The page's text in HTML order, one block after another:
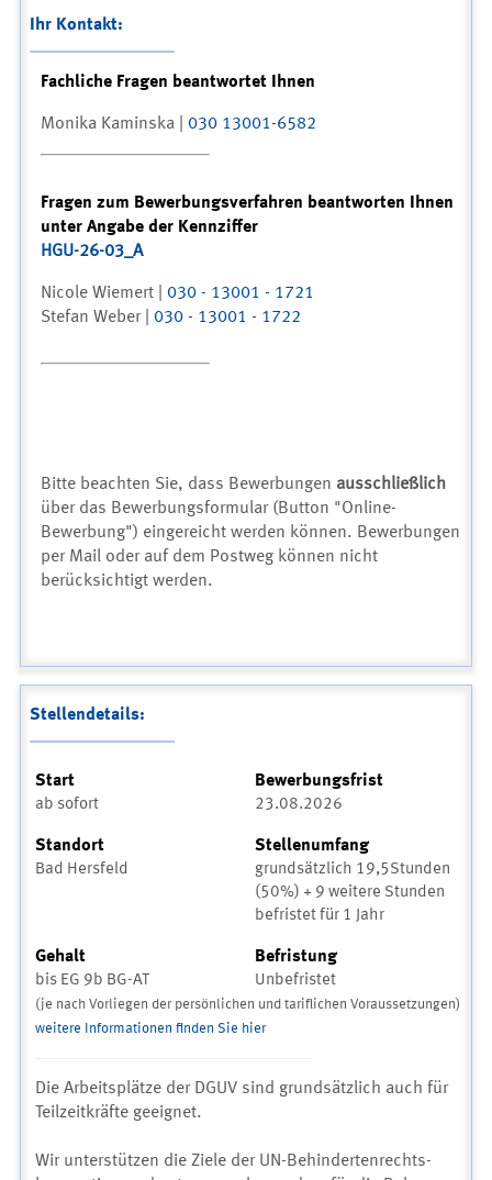
Ihr Kontakt:
Fachliche Fragen beantwortet Ihnen
Monika Kaminska | 030 13001-6582
Fragen zum Bewerbungsverfahren beantworten Ihnen
unter Angabe der Kennziffer
HGU-26-03_A
Nicole Wiemert | 030 - 13001 - 1721
Stefan Weber | 030 - 13001 - 1722
Bitte beachten Sie, dass Bewerbungen ausschließlich
über das Bewerbungsformular (Button "Online-
Bewerbung") eingereicht werden können. Bewerbungen
per Mail oder auf dem Postweg können nicht
berücksichtigt werden.
Stellendetails:
Start
ab sofort
Bewerbungsfrist
23.08.2026
Standort
Bad Hersfeld
Stellenumfang
grundsätzlich 19,5Stunden
(50%) + 9 weitere Stunden
befristet für 1 Jahr
Gehalt
bis EG 9b BG-AT
Befristung
Unbefristet
(je nach Vorliegen der persönlichen und tariflichen Voraussetzungen)
weitere Informationen finden Sie hier
Die Arbeitsplätze der DGUV sind grundsätzlich auch für
Teilzeitkräfte geeignet.
Wir unterstützen die Ziele der UN-Behindertenrechts-